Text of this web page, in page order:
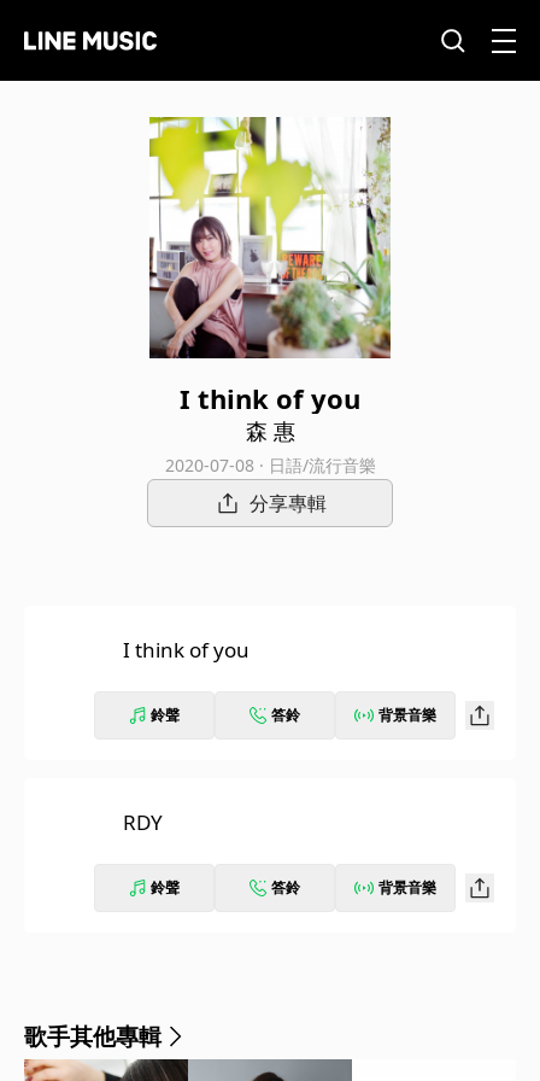
I think of you
森 惠
2020-07-08 · 日語/流行音樂
分享專輯
I think of you
鈴聲 答鈴 背景音樂
RDY
鈴聲 答鈴 背景音樂
歌手其他專輯